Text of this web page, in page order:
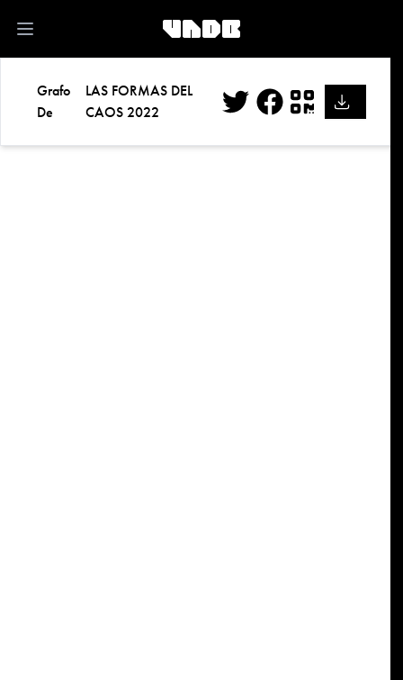
Open main menu
Grafo
De
LAS FORMAS DEL
CAOS 2022
Facebook
QR